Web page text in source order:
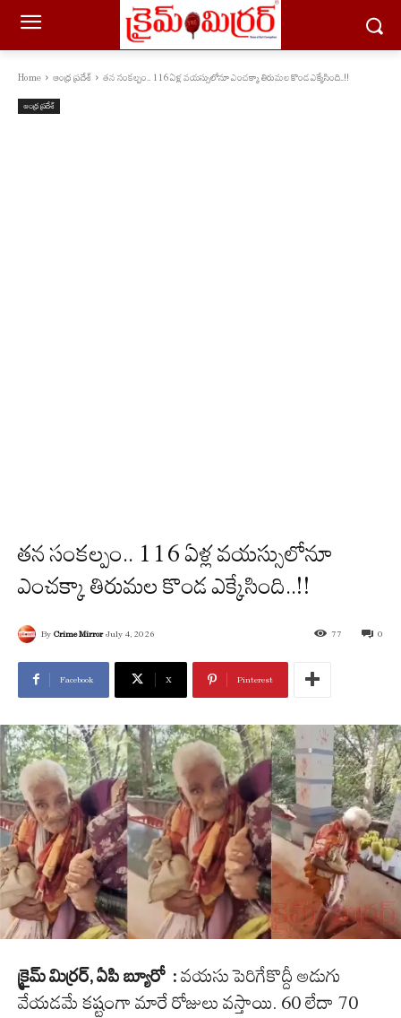
Home ఆంధ్ర ప్రదేశ్ తన సంకల్పం.. 116 ఏళ్ల వయస్సులోనూ ఎంచక్కా తిరుమల కొండ ఎక్కేసింది..!!
ఆంధ్ర ప్రదేశ్
తన సంకల్పం.. 116 ఏళ్ల వయస్సులోనూ
ఎంచక్కా తిరుమల కొండ ఎక్కేసింది..!!
By Crime Mirror July 4, 2026 0
77
Facebook X Pinterest
క్రైమ్ మిర్రర్,ఏపి బ్యూరో: వయసు పెరిగేకొద్దీ అడుగు
వేయడమే కష్టంగా మారే రోజులు వస్తాయి. 60 లేదా 70